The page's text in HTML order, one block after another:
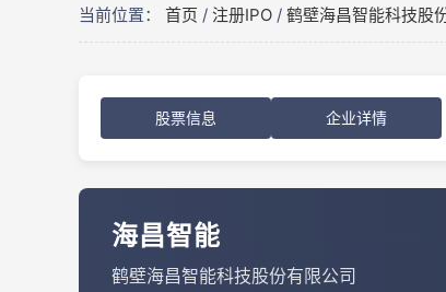
当前位置： 首页 / 注册IPO / 鹤壁海昌智能科技股
股票信息 企业详情
海昌智能
鹤壁海昌智能科技股份有限公司